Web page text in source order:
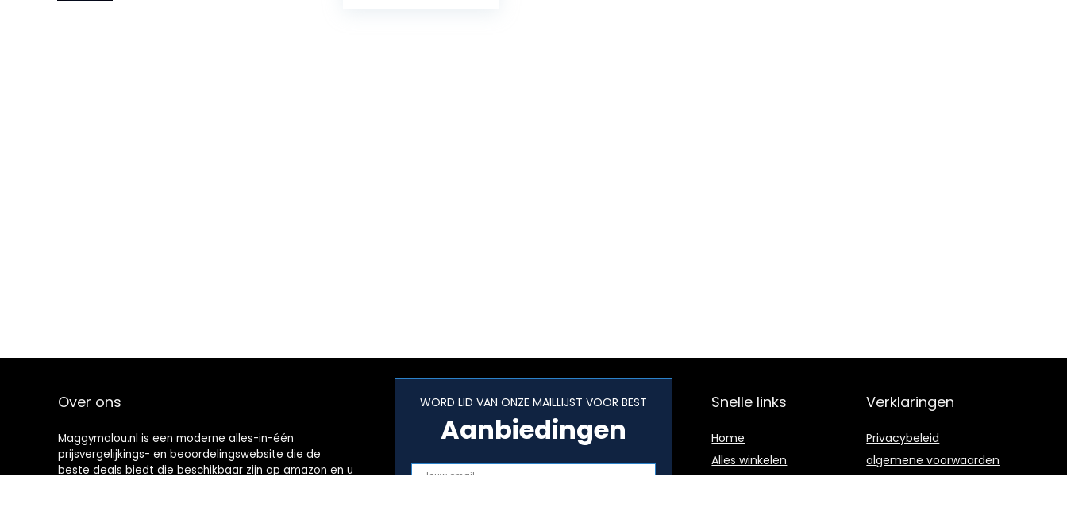
Over ons
Maggymalou.nl is een moderne alles-in-één
prijsvergelijkings- en beoordelingswebsite die de
beste deals biedt die beschikbaar zijn op amazon en u
WORD LID VAN ONZE MAILLIJST VOOR BEST
Aanbiedingen
Snelle links
Home
Alles winkelen
Verklaringen
Privacybeleid
algemene voorwaarden